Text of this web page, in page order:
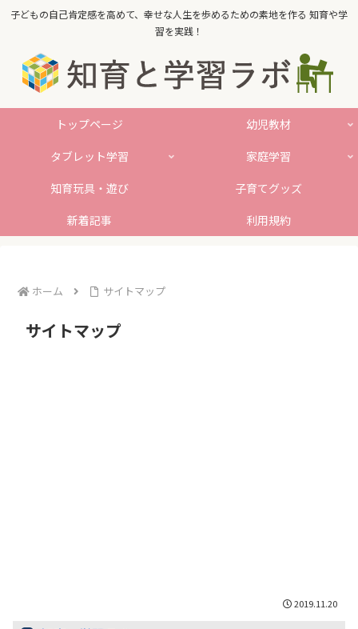
子どもの自己肯定感を高めて、幸せな人生を歩めるための素地を作る 知育や学
習を実践！
トップページ
幼児教材
タブレット学習
家庭学習
知育玩具・遊び
子育てグッズ
新着記事
利用規約
ホーム サイトマップ
サイトマップ
2019.11.20